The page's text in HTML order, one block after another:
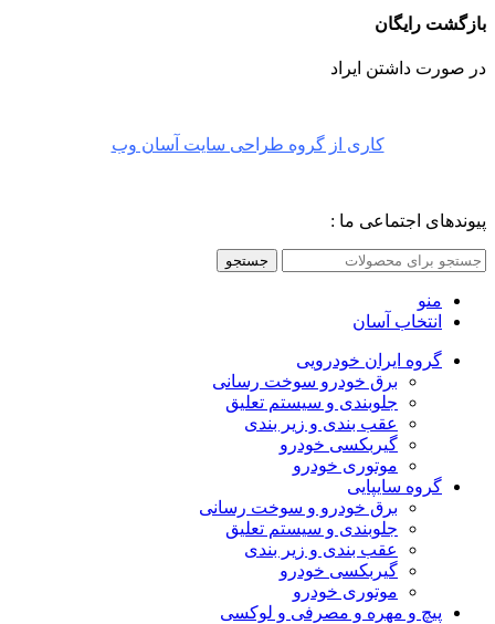
بازگشت رایگان
در صورت داشتن ایراد
کاری از گروه طراحی سایت آسان وب
پیوندهای اجتماعی ما :
جستجو
منو
انتخاب آسان
گروه ایران خودرویی
برق خودرو سوخت رسانی
جلوبندی و سیستم تعلیق
عقب بندی و زیر بندی
گیربکسی خودرو
موتوری خودرو
گروه سایپایی
برق خودرو و سوخت رسانی
جلوبندی و سیستم تعلیق
عقب بندی و زیر بندی
گیربکسی خودرو
موتوری خودرو
پیچ و مهره و مصرفی و لوکسی